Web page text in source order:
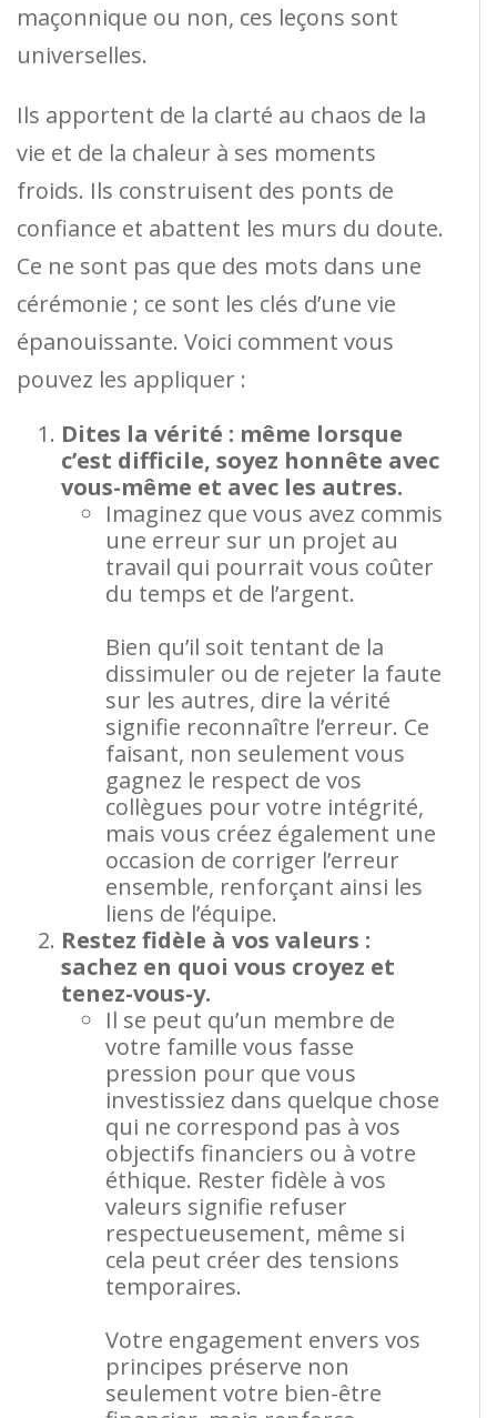
maçonnique ou non, ces leçons sont
universelles.
Ils apportent de la clarté au chaos de la
vie et de la chaleur à ses moments
froids. Ils construisent des ponts de
confiance et abattent les murs du doute.
Ce ne sont pas que des mots dans une
cérémonie ; ce sont les clés d’une vie
épanouissante. Voici comment vous
pouvez les appliquer :
Dites la vérité : même lorsque
c’est difficile, soyez honnête avec
vous-même et avec les autres.
Imaginez que vous avez commis
une erreur sur un projet au
travail qui pourrait vous coûter
du temps et de l’argent.
Bien qu’il soit tentant de la
dissimuler ou de rejeter la faute
sur les autres, dire la vérité
signifie reconnaître l’erreur. Ce
faisant, non seulement vous
gagnez le respect de vos
collègues pour votre intégrité,
mais vous créez également une
occasion de corriger l’erreur
ensemble, renforçant ainsi les
liens de l’équipe.
Restez fidèle à vos valeurs :
sachez en quoi vous croyez et
tenez-vous-y.
Il se peut qu’un membre de
votre famille vous fasse
pression pour que vous
investissiez dans quelque chose
qui ne correspond pas à vos
objectifs financiers ou à votre
éthique. Rester fidèle à vos
valeurs signifie refuser
respectueusement, même si
cela peut créer des tensions
temporaires.
Votre engagement envers vos
principes préserve non
seulement votre bien-être